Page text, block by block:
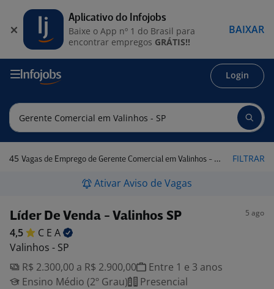
Login
45 Vagas de Emprego de Gerente Comercial em Valinhos - SP FILTRAR
Ativar Aviso de Vagas
Líder De Venda - Valinhos SP 5 ago
4,5 C E A
Valinhos - SP
R$ 2.300,00 a R$ 2.900,00
Entre 1 e 3 anos
Ensino Médio (2º Grau)
Presencial
Aplicativo do Infojobs
Baixe o App nº 1 do Brasil para
encontrar empregos GRÁTIS!!
BAIXAR